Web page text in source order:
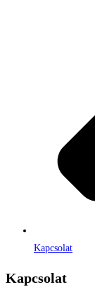
Kapcsolat
Kapcsolat